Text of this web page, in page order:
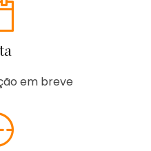
em breve